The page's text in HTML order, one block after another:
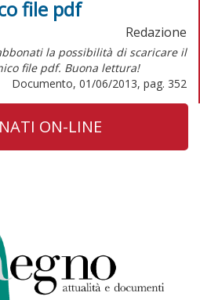
file pdf
Redazione
la possibilità di scaricare il
file pdf. Buona lettura!
Documento, 01/06/2013, pag. 352
ON-LINE